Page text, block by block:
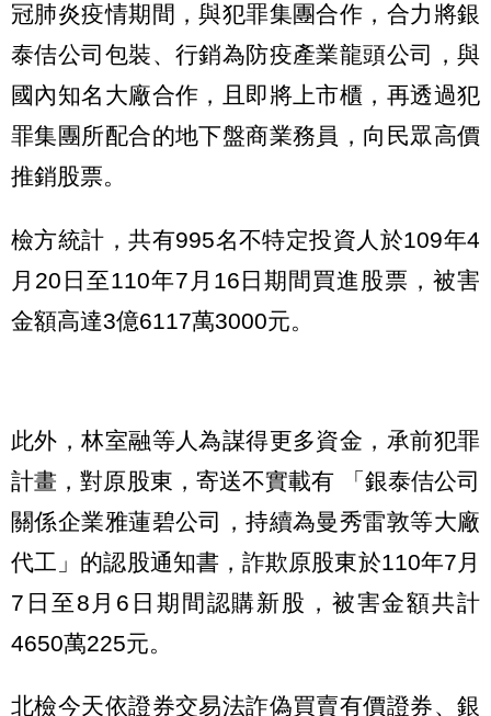
冠肺炎疫情期間，與犯罪集團合作，合力將銀
泰佶公司包裝、行銷為防疫產業龍頭公司，與
國內知名大廠合作，且即將上市櫃，再透過犯
罪集團所配合的地下盤商業務員，向民眾高價
推銷股票。
檢方統計，共有995名不特定投資人於109年4
月20日至110年7月16日期間買進股票，被害
金額高達3億6117萬3000元。
此外，林室融等人為謀得更多資金，承前犯罪
計畫，對原股東，寄送不實載有 「銀泰佶公司
關係企業雅蓮碧公司，持續為曼秀雷敦等大廠
代工」的認股通知書，詐欺原股東於110年7月
7日至8月6日期間認購新股，被害金額共計
4650萬225元。
北檢今天依證券交易法詐偽買賣有價證券、銀